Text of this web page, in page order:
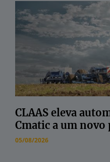
CLAAS eleva
Cmatic a um novo
05/08/2026